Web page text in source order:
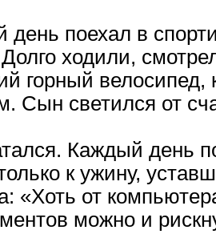
поехал в
ходили,
горный велосипед,
Сын светился от
Каждый день
к ужину,
«Хоть от
можно и